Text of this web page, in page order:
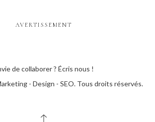
AVERTISSEMENT
de collaborer ? Écris nous !
- Design - SEO. Tous droits réservés.